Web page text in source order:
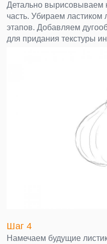
Детально вырисовываем
часть. Убираем
этапов. Добавляем
для придания текстуры
Шаг 4
Намечаем будущие